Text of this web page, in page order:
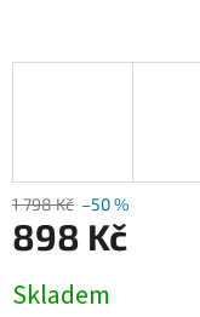
1 798 Kč –50 %
898 Kč
cena:
Skladem